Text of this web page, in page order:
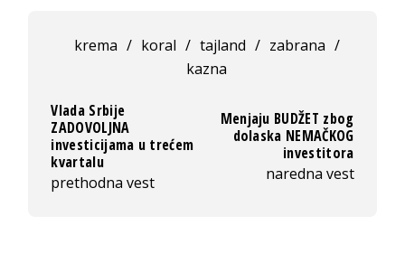
krema / koral / tajland / zabrana /
kazna
Vlada Srbije
ZADOVOLJNA
investicijama u trećem
kvartalu
prethodna vest
Menjaju BUDŽET zbog
dolaska NEMAČKOG
investitora
naredna vest